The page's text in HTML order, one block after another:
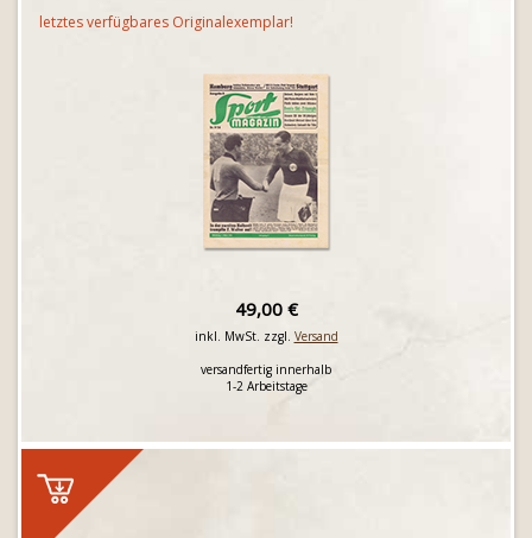
letztes verfügbares Originalexemplar!
49,00 €
inkl. MwSt. zzgl. Versand
versandfertig innerhalb
1-2 Arbeitstage